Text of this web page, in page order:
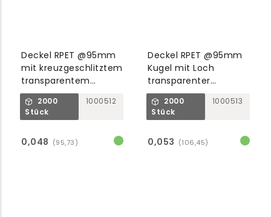
Deckel RPET @95mm
mit kreuzgeschlitztem
transparentem
Servierbecher
1000769/1001007/8
2000
Stück
1000512
0,048 (95,73)
Deckel RPET @95mm
Kugel mit Loch
transparenter
Servierbecher
1000769/1001007/8
2000
Stück
1000513
0,053 (106,45)